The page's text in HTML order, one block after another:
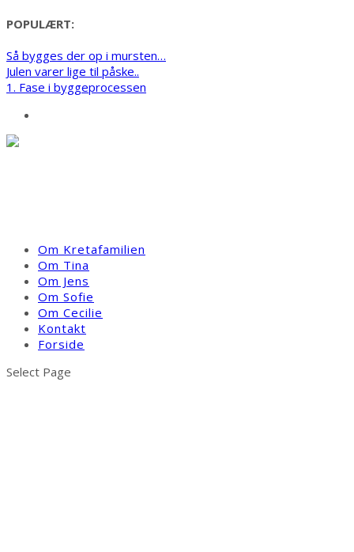
POPULÆRT:
Så bygges der op i mursten…
Julen varer lige til påske..
1. Fase i byggeprocessen
Om Kretafamilien
Om Tina
Om Jens
Om Sofie
Om Cecilie
Kontakt
Forside
Select Page